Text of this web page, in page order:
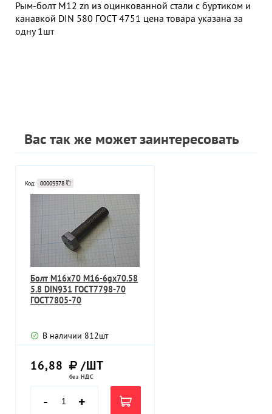
Рым-болт М12 zn из оцинкованной стали с буртиком и
канавкой DIN 580 ГОСТ 4751 цена товара указана за
одну 1шт
Вас так же может заинтересовать
Код: 00009378
Болт М16х70 М16-6gх70.58
5.8 DIN931 ГОСТ7798-70
ГОСТ7805-70
В наличии 812шт
16,88 /ШТ
без НДС
- +